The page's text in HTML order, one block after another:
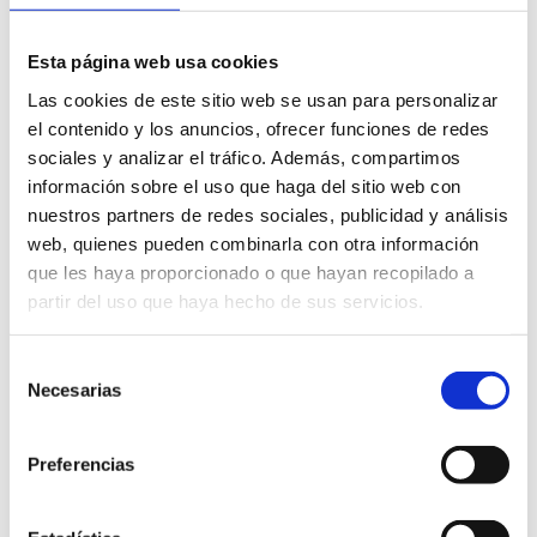
Esta página web usa cookies
Las cookies de este sitio web se usan para personalizar
el contenido y los anuncios, ofrecer funciones de redes
sociales y analizar el tráfico. Además, compartimos
información sobre el uso que haga del sitio web con
nuestros partners de redes sociales, publicidad y análisis
web, quienes pueden combinarla con otra información
que les haya proporcionado o que hayan recopilado a
partir del uso que haya hecho de sus servicios.
Necesarias
Preferencias
96 575 66 11 ext. 107